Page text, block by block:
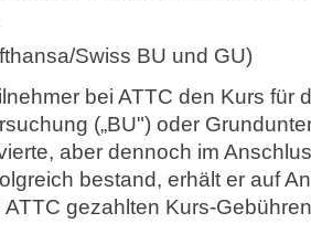
Swiss BU und GU)
bei ATTC den Kurs für
(„BU") oder
aber dennoch im
bestand, erhält er auf
ATTC gezahlten Kurs-